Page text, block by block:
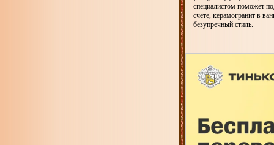
специалистом поможет
счете, керамогранит в
безупречный стиль.